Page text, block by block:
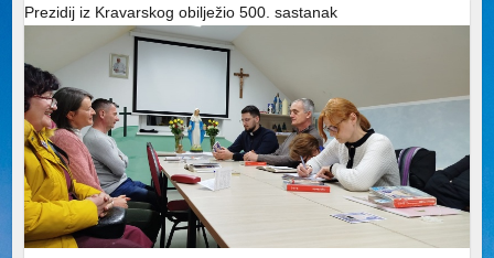
Prezidij iz Kravarskog obilježio 500. sastanak